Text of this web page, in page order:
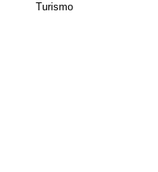
Turismo